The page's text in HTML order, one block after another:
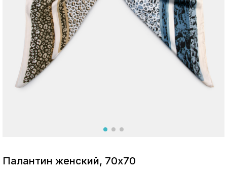
Москва
Палантин женский, 70х70